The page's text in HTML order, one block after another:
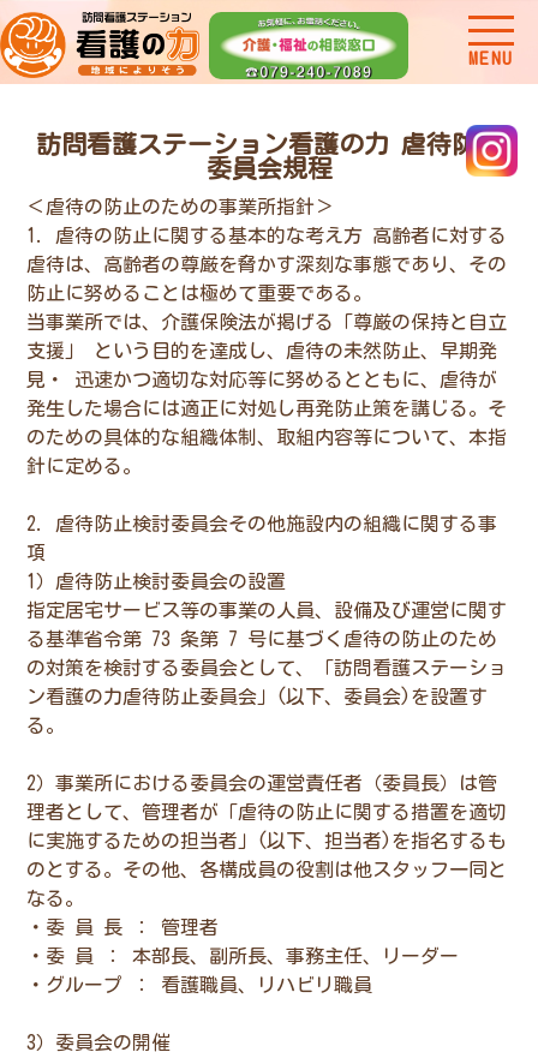
訪問看護ステーション看護の力 虐待防止
委員会規程
＜虐待の防止のための事業所指針＞
1. 虐待の防止に関する基本的な考え方 高齢者に対する
虐待は、高齢者の尊厳を脅かす深刻な事態であり、その
防止に努めることは極めて重要である。
当事業所では、介護保険法が掲げる「尊厳の保持と自立
支援」 という目的を達成し、虐待の未然防止、早期発
見・ 迅速かつ適切な対応等に努めるとともに、虐待が
発生した場合には適正に対処し再発防止策を講じる。そ
のための具体的な組織体制、取組内容等について、本指
針に定める。
2. 虐待防止検討委員会その他施設内の組織に関する事
項
1）虐待防止検討委員会の設置
指定居宅サービス等の事業の人員、設備及び運営に関す
る基準省令第 73 条第 7 号に基づく虐待の防止のため
の対策を検討する委員会として、「訪問看護ステーショ
ン看護の力虐待防止委員会」(以下、委員会)を設置す
る。
2）事業所における委員会の運営責任者（委員長）は管
理者として、管理者が「虐待の防止に関する措置を適切
に実施するための担当者」(以下、担当者)を指名するも
のとする。その他、各構成員の役割は他スタッフ一同と
なる。
・委 員 長 ： 管理者
・委 員 ： 本部長、副所長、事務主任、リーダー
・グループ ： 看護職員、リハビリ職員
3）委員会の開催
MENU